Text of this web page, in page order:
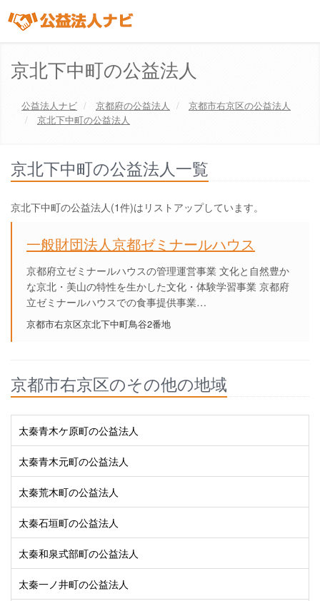
京北下中町の公益法人
公益法人ナビ 京都府の公益法人 京都市右京区の公益法人
京北下中町の公益法人
京北下中町の公益法人一覧
京北下中町の公益法人(1件)はリストアップしています。
一般財団法人京都ゼミナールハウス
京都府立ゼミナールハウスの管理運営事業 文化と自然豊か
な京北・美山の特性を生かした文化・体験学習事業 京都府
立ゼミナールハウスでの食事提供事業…
京都市右京区京北下中町鳥谷2番地
京都市右京区のその他の地域
太秦青木ケ原町の公益法人
太秦青木元町の公益法人
太秦荒木町の公益法人
太秦石垣町の公益法人
太秦和泉式部町の公益法人
太秦一ノ井町の公益法人